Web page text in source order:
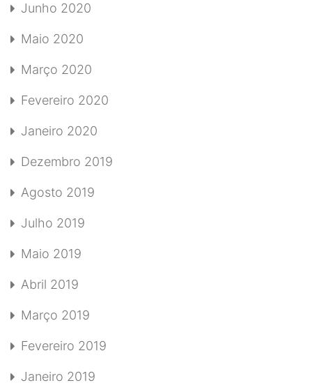
Junho 2020
Maio 2020
Março 2020
Fevereiro 2020
Janeiro 2020
Dezembro 2019
Agosto 2019
Julho 2019
Maio 2019
Abril 2019
Março 2019
Fevereiro 2019
Janeiro 2019